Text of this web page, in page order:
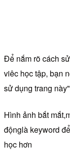
Để nắm rõ cách
viêc học tập, bạn
sử dụng trang
Hình ảnh bắt
độnglà keyword
học hơn